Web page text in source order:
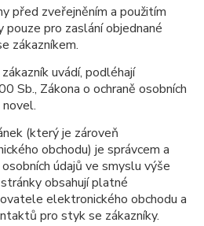
před zveřejněním a použitím
pro zaslání objednané
zákazníkem.
uvádí, podléhají
Sb., Zákona o ochraně osobních
(který je zároveň
obchodu) je správcem a
údajů ve smyslu výše
obsahují platné
elektronického obchodu a
pro styk se zákazníky.